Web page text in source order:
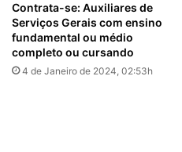
Contrata-se: Auxiliares de
Serviços Gerais com ensino
fundamental ou médio
completo ou cursando
4 de Janeiro de 2024, 02:53h